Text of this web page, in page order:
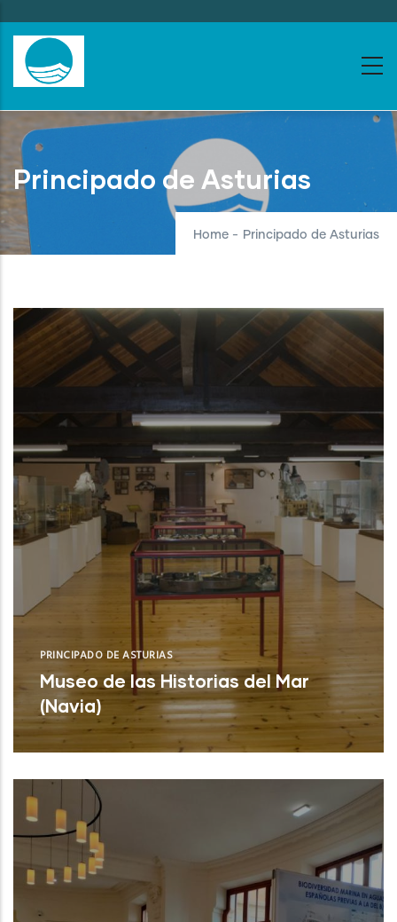
to
main
content
Principado de Asturias
Home - Principado de Asturias
PRINCIPADO DE ASTURIAS
Museo de las Historias del Mar
(Navia)
Museo de las Historias del Mar (Navia)
NUEVO